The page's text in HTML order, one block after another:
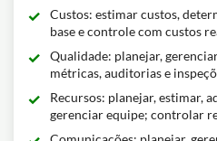
Custos: estimar custos,
base e controle com custos
Qualidade: planejar,
métricas, auditorias e
Recursos: planejar, estimar,
gerenciar equipe; controlar